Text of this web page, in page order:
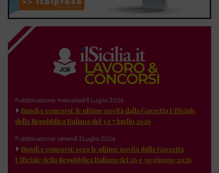
Pubblicazione: mercoledì 8 Luglio 2026
Bandi e concorsi: le ultime novità dalla Gazzetta Ufficiale
della Repubblica Italiana del 3 e 7 luglio 2026
Pubblicazione: venerdì 3 Luglio 2026
Bandi e concorsi: ecco le ultime novità dalla Gazzetta
Ufficiale della Repubblica Italiana del 26 e 30 giugno 2026